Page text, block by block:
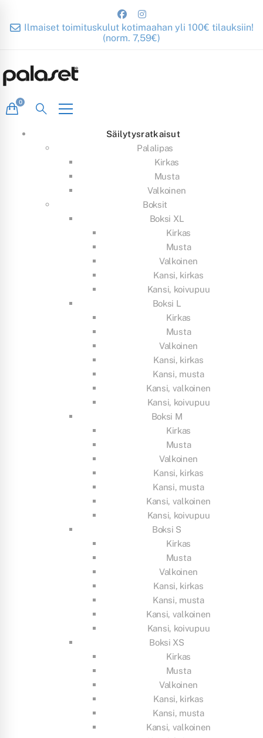
Ilmaiset toimituskulut kotimaahan yli 100€ tilauksiin!
(norm. 7,59€)
Säilytysratkaisut
Palalipas
Kirkas
Musta
Valkoinen
Boksit
Boksi XL
Kirkas
Musta
Valkoinen
Kansi, kirkas
Kansi, koivupuu
Boksi L
Kirkas
Musta
Valkoinen
Kansi, kirkas
Kansi, musta
Kansi, valkoinen
Kansi, koivupuu
Boksi M
Kirkas
Musta
Valkoinen
Kansi, kirkas
Kansi, musta
Kansi, valkoinen
Kansi, koivupuu
Boksi S
Kirkas
Musta
Valkoinen
Kansi, kirkas
Kansi, musta
Kansi, valkoinen
Kansi, koivupuu
Boksi XS
Kirkas
Musta
Valkoinen
Kansi, kirkas
Kansi, musta
Kansi, valkoinen